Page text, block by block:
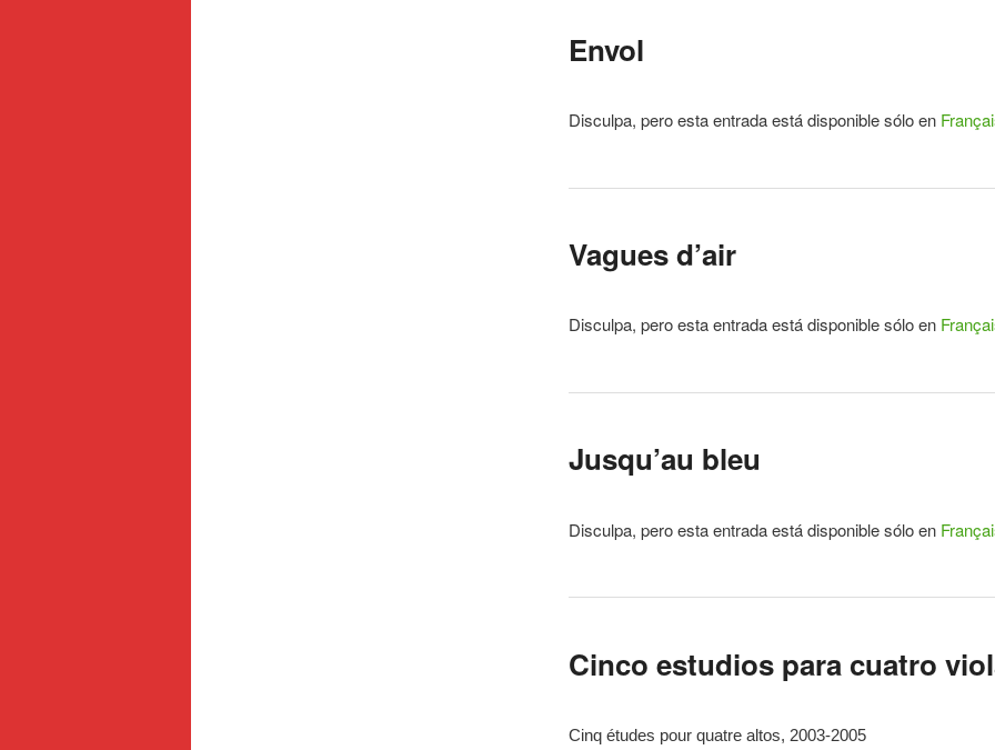
Envol
Disculpa, pero esta entrada está disponible sólo en
Vagues d’air
Disculpa, pero esta entrada está disponible sólo en
Jusqu’au bleu
Disculpa, pero esta entrada está disponible sólo en
Cinco estudios para cuatro
Cinq études pour quatre altos, 2003-2005